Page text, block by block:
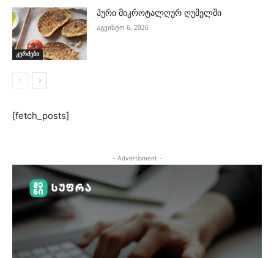
კერძები
პური მიკროტალღურ ღუმელში
აგვისტო 6, 2026
[fetch_posts]
- Advertisment -